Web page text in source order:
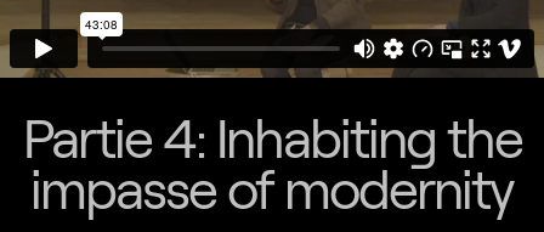
Partie 4: Inhabiting the
impasse of modernity